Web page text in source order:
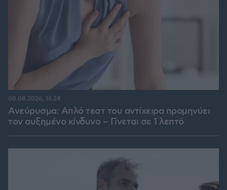
Ανεύρυσμα: Απλό τεστ του αντίχειρα προμηνύει
τον αυξημένο κίνδυνο – Γίνεται σε 1 λεπτό
08.08.2026, 16:24